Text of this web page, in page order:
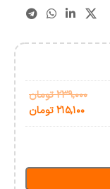
۲۳۹,۰۰۰تومان
۲۱۵,۱۰۰تومان